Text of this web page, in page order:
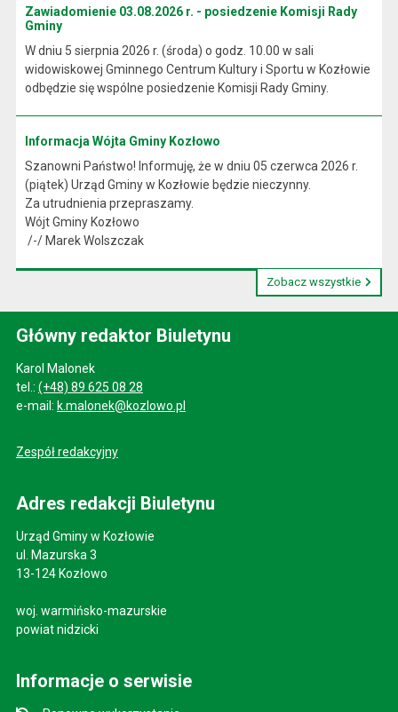
Zawiadomienie 03.08.2026 r. - posiedzenie Komisji Rady
Gminy
W dniu 5 sierpnia 2026 r. (środa) o godz. 10.00 w sali
widowiskowej Gminnego Centrum Kultury i Sportu w Kozłowie
odbędzie się wspólne posiedzenie Komisji Rady Gminy.
Informacja Wójta Gminy Kozłowo
Szanowni Państwo! Informuję, że w dniu 05 czerwca 2026 r.
(piątek) Urząd Gminy w Kozłowie będzie nieczynny.
Za utrudnienia przepraszamy.
Wójt Gminy Kozłowo
/-/ Marek Wolszczak
Zobacz wszystkie
Główny redaktor Biuletynu
Karol Malonek
tel.: (+48) 89 625 08 28
e-mail: k.malonek@kozlowo.pl
Zespół redakcyjny
Adres redakcji Biuletynu
Urząd Gminy w Kozłowie
ul. Mazurska 3
13-124 Kozłowo
woj. warmińsko-mazurskie
powiat nidzicki
Informacje o serwisie